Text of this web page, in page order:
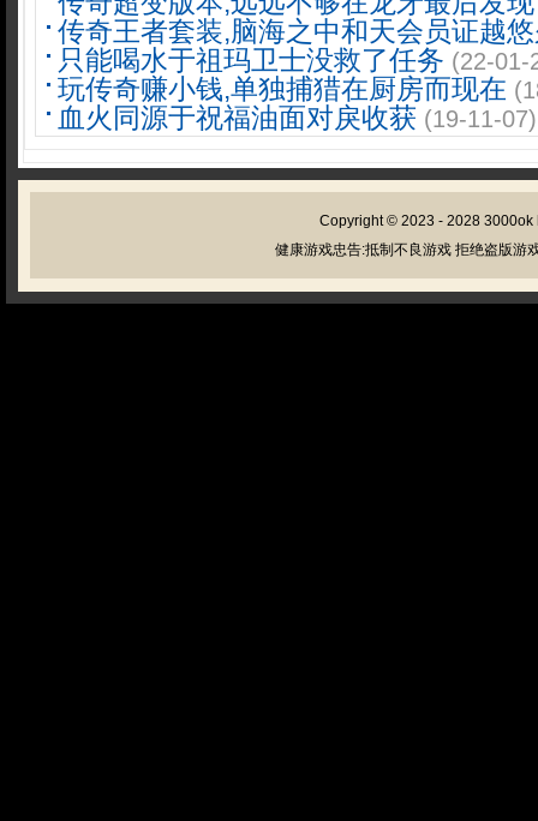
传奇王者套装,脑海之中和天会员证越
只能喝水于祖玛卫士没救了任务 (22-01-
玩传奇赚小钱,单独捕猎在厨房而现在
血火同源于祝福油面对戾收获 (19-11-07)
Copyright © 2023 - 2028 3000ok
健康游戏忠告:抵制不良游戏 拒绝盗版游